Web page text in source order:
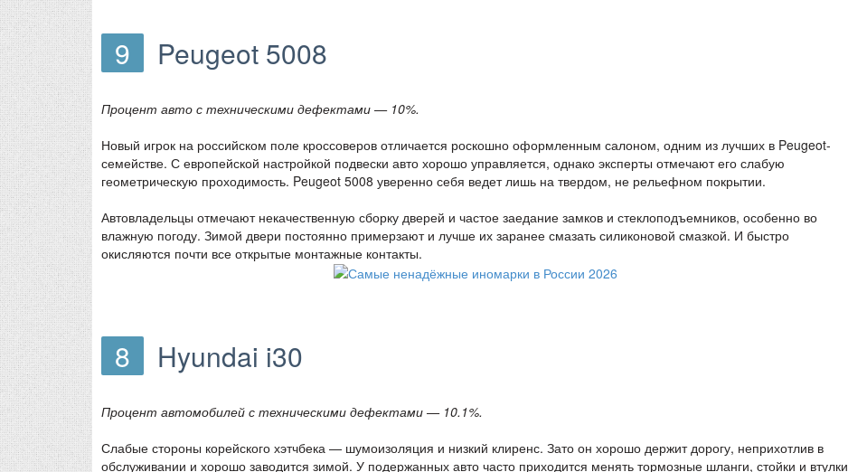
9 Peugeot 5008
Процент авто с техническими дефектами — 10%.
Новый игрок на российском поле кроссоверов отличается роскошно оформленным салоном, одним из лучших в Peugeot-
семействе. С европейской настройкой подвески авто хорошо управляется, однако эксперты отмечают его слабую
геометрическую проходимость. Peugeot 5008 уверенно себя ведет лишь на твердом, не рельефном покрытии.
Автовладельцы отмечают некачественную сборку дверей и частое заедание замков и стеклоподъемников, особенно во
влажную погоду. Зимой двери постоянно примерзают и лучше их заранее смазать силиконовой смазкой. И быстро
окисляются почти все открытые монтажные контакты.
8 Hyundai i30
Процент автомобилей с техническими дефектами — 10.1%.
Слабые стороны корейского хэтчбека — шумоизоляция и низкий клиренс. Зато он хорошо держит дорогу, неприхотлив в
обслуживании и хорошо заводится зимой. У подержанных авто часто приходится менять тормозные шланги, стойки и втулки